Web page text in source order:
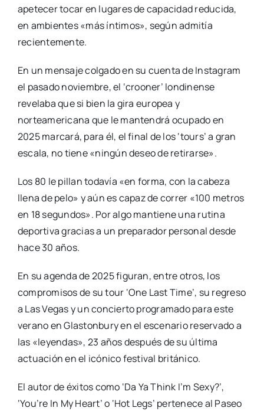
apetecer tocar en lugares de capacidad reducida,
en ambientes «más íntimos», según admitía
recientemente.
En un mensaje colgado en su cuenta de Instagram
el pasado noviembre, el ‘crooner’ londinense
revelaba que si bien la gira europea y
norteamericana que le mantendrá ocupado en
2025 marcará, para él, el final de los ‘tours’ a gran
escala, no tiene «ningún deseo de retirarse».
Los 80 le pillan todavía «en forma, con la cabeza
llena de pelo» y aún es capaz de correr «100 metros
en 18 segundos». Por algo mantiene una rutina
deportiva gracias a un preparador personal desde
hace 30 años.
En su agenda de 2025 figuran, entre otros, los
compromisos de su tour ‘One Last Time’, su regreso
a Las Vegas y un concierto programado para este
verano en Glastonbury en el escenario reservado a
las «leyendas», 23 años después de su última
actuación en el icónico festival británico.
El autor de éxitos como ‘Da Ya Think I’m Sexy?’,
‘You’re In My Heart’ o ‘Hot Legs’ pertenece al Paseo